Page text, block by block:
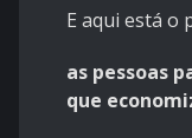
E aqui está o
as pessoas
que